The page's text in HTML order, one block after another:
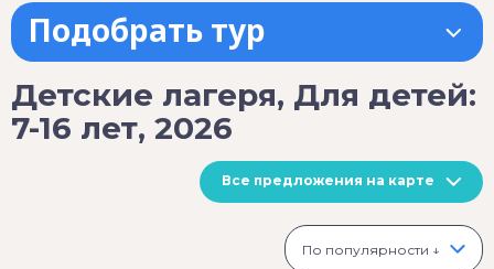
Подобрать тур
Детские лагеря, Для детей:
7-16 лет, 2026
Все предложения на карте
По популярности ↓